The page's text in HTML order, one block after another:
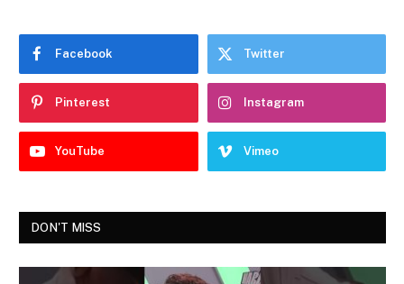
Facebook Twitter
Pinterest Instagram
YouTube Vimeo
DON'T MISS